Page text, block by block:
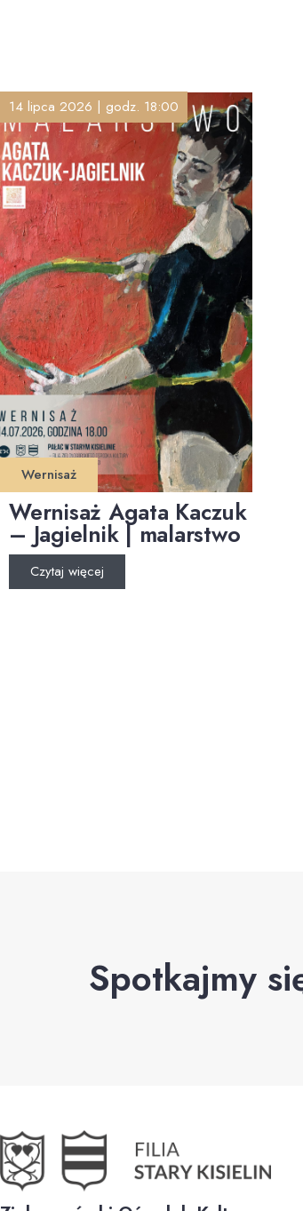
14 lipca 2026 | godz. 18:00
Wernisaż
Wernisaż Agata Kaczuk
– Jagielnik | malarstwo
Czytaj więcej
Spotkajmy